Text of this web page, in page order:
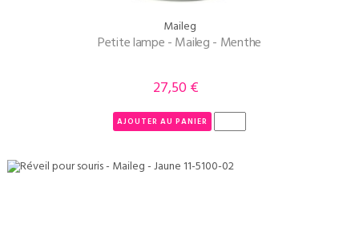
Maileg
Petite lampe - Maileg - Menthe
Prix
27,50 €
AJOUTER AU PANIER